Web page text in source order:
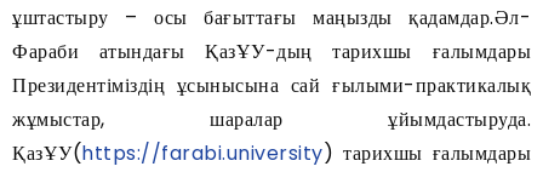
ұштастыру – осы бағыттағы маңызды қадамдар.Әл-
Фараби атындағы ҚазҰУ-дың тарихшы ғалымдары
Президентіміздің ұсынысына сай ғылыми-практикалық
жұмыстар, шаралар ұйымдастыруда.
ҚазҰУ(https://farabi.university) тарихшы ғалымдары